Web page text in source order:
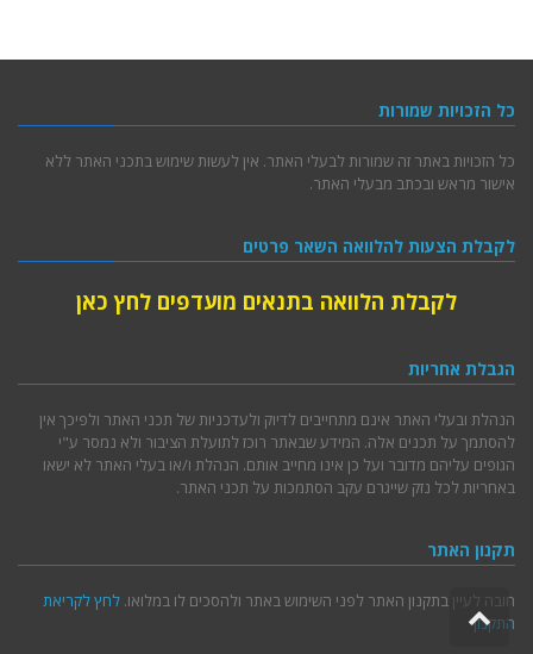
כל הזכויות שמורות
כל הזכויות באתר זה שמורות לבעלי האתר. אין לעשות שימוש בתכני האתר ללא
אישור מראש ובכתב מבעלי האתר.
לקבלת הצעות להלוואה השאר פרטים
לקבלת הלוואה בתנאים מועדפים לחץ כאן
הגבלת אחריות
הנהלת ובעלי האתר אינם מתחייבים לדיוק ולעדכניות של תכני האתר ולפיכך אין
להסתמך על תכנים אלה. המידע שבאתר רוכז לתועלת הציבור ולא נמסר ע"י
הגופים עליהם מדובר ועל כן אינו מחייב אותם. הנהלת ו/או בעלי האתר לא ישאו
באחריות לכל נזק שייגרם עקב הסתמכות על תכני האתר.
תקנון האתר
חובה לעיין בתקנון האתר לפני השימוש באתר ולהסכים לו במלואו. לחץ לקריאת
התקנון
גלילה
לראש